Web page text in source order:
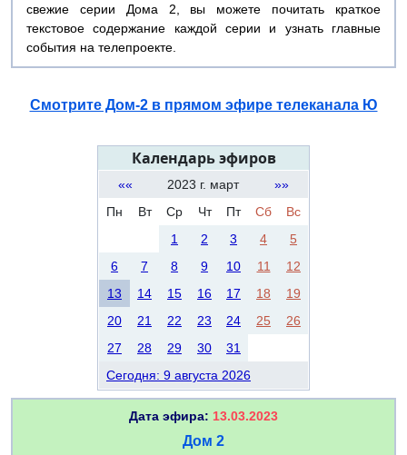
свежие серии Дома 2, вы можете почитать краткое
текстовое содержание каждой серии и узнать главные
события на телепроекте.
Смотрите Дом-2 в прямом эфире телеканала Ю
Календарь эфиров
«« 2023 г. март
»»
Пн
Вт Ср Чт Пт Сб
Вс
1
2 3 4
5
6
7 8 9 10 11
12
13
14 15 16 17 18
19
20
21 22 23 24 25
26
27
28 29 30
31
Сегодня: 9 августа 2026
Дата эфира: 13.03.2023
Дом 2